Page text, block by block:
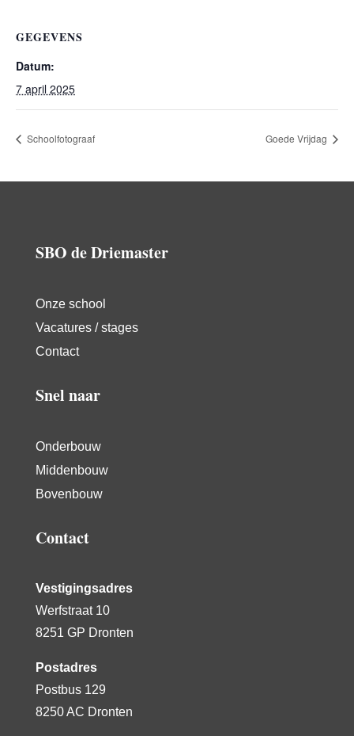
GEGEVENS
Datum:
7 april 2025
Schoolfotograaf Goede Vrijdag
SBO de Driemaster
Onze school
Vacatures / stages
Contact
Snel naar
Onderbouw
Middenbouw
Bovenbouw
Contact
Vestigingsadres
Werfstraat 10
8251 GP Dronten
Postadres
Postbus 129
8250 AC Dronten